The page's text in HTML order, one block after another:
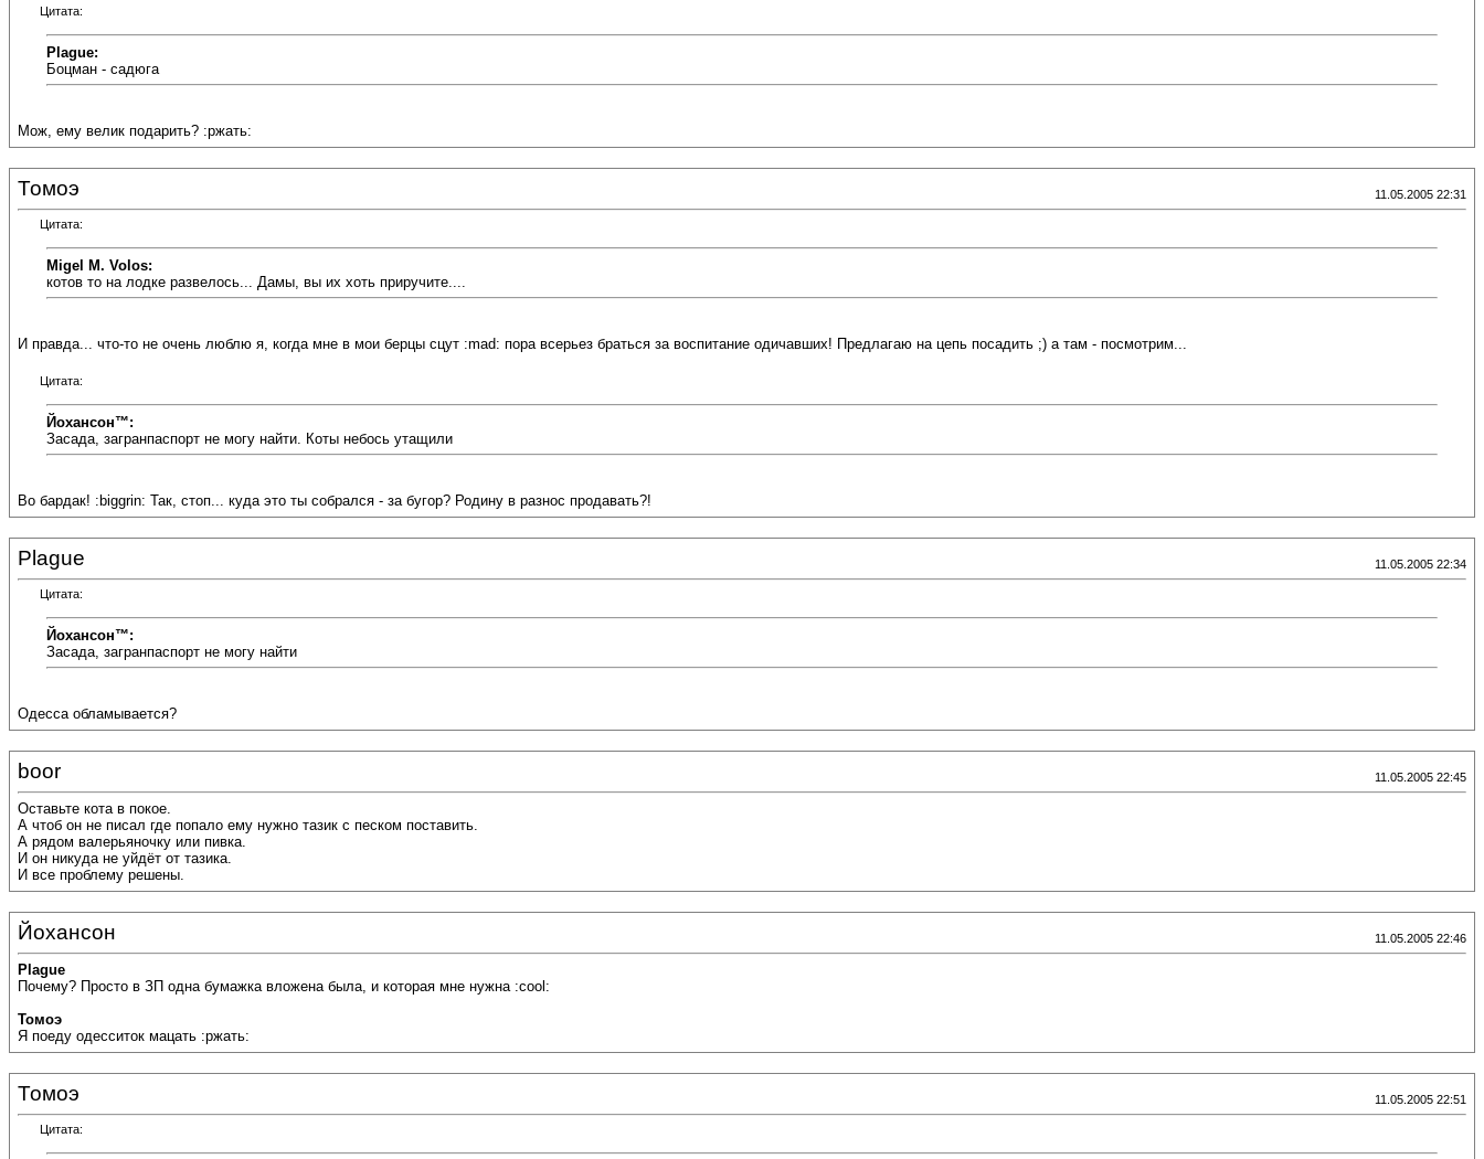
Цитата:
Plague:
Боцман - садюга
Мож, ему велик подарить? :ржать:
Томоэ 11.05.2005 22:31
Цитата:
Migel M. Volos:
котов то на лодке развелось... Дамы, вы их хоть приручите....
И правда... что-то не очень люблю я, когда мне в мои берцы сцут :mad: пора всерьез браться за воспитание одичавших! Предлагаю на цепь посадить ;) а там - посмотрим...
Цитата:
Йохансон™:
Засада, загранпаспорт не могу найти. Коты небось утащили
Во бардак! :biggrin: Так, стоп... куда это ты собрался - за бугор? Родину в разнос продавать?!
Plague 11.05.2005 22:34
Цитата:
Йохансон™:
Засада, загранпаспорт не могу найти
Одесса обламывается?
boor 11.05.2005 22:45
Оставьте кота в покое.
А чтоб он не писал где попало ему нужно тазик с песком поставить.
А рядом валерьяночку или пивка.
И он никуда не уйдёт от тазика.
И все проблему решены.
Йохансон 11.05.2005 22:46
Plague
Почему? Просто в ЗП одна бумажка вложена была, и которая мне нужна :cool:
Томоэ
Я поеду одесситок мацать :ржать:
Томоэ 11.05.2005 22:51
Цитата: